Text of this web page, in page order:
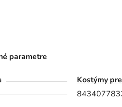
parametre
Kostýmy